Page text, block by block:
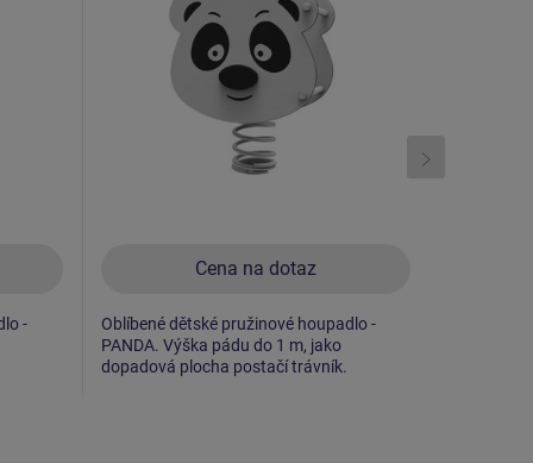
-
Cena na dotaz
Oblíbené dětské pružinové houpadlo -
PANDA. Výška pádu do 1 m, jako
dopadová plocha postačí trávník.